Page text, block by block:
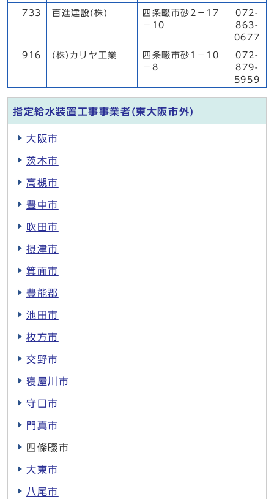
733 百進建設(株)
四条畷市砂2－17
－10
072-
863-
0677
916 (株)カリヤ工業
四条畷市砂1－10
－8
072-
879-
5959
指定給水装置工事事業者(東大阪市外)
大阪市
茨木市
高槻市
豊中市
吹田市
摂津市
箕面市
豊能郡
池田市
枚方市
交野市
寝屋川市
守口市
門真市
四條畷市
大東市
八尾市